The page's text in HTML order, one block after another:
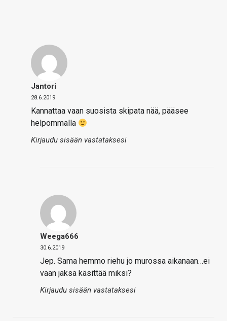
Jantori
28.6.2019
Kannattaa vaan suosista skipata nää, pääsee
helpommalla
Kirjaudu sisään vastataksesi
Weega666
30.6.2019
Jep. Sama hemmo riehu jo murossa aikanaan…ei
vaan jaksa käsittää miksi?
Kirjaudu sisään vastataksesi